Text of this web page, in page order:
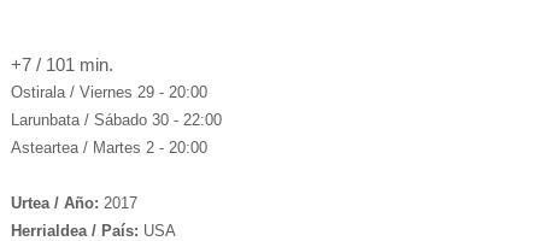
+7 / 101 min.
Ostirala / Viernes 29 - 20:00
Larunbata / Sábado 30 - 22:00
Asteartea / Martes 2 - 20:00
Urtea / Año: 2017
Herrialdea / País: USA